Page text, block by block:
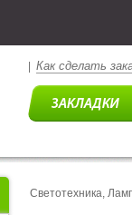
Как сделать
Светотехника,